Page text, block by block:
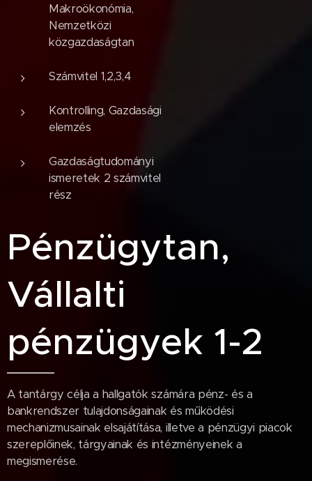
Makroökonómia,
Nemzetközi
közgazdaságtan
Számvitel 1,2,3,4
Kontrolling, Gazdasági
elemzés
Gazdaságtudományi
ismeretek 2 számvitel
rész
Pénzügytan,
Vállalti
pénzügyek 1-2
A tantárgy célja a hallgatók számára pénz- és a
bankrendszer tulajdonságainak és működési
mechanizmusainak elsajátítása, illetve a pénzügyi piacok
szereplőinek, tárgyainak és intézményeinek a
megismerése.